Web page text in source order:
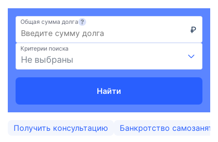
Вклады
Кредиты
Карты
гражданина, условия оформления и требования
для объявления физического лица банкротом,
порядок процедуры в Краснодаре в 2026 году.
Юридическая помощь в списании долгов по
кредитам.
Общая сумма долга
₽
Критерии поиска
Не выбраны
Найти
Получить консультацию Банкротство